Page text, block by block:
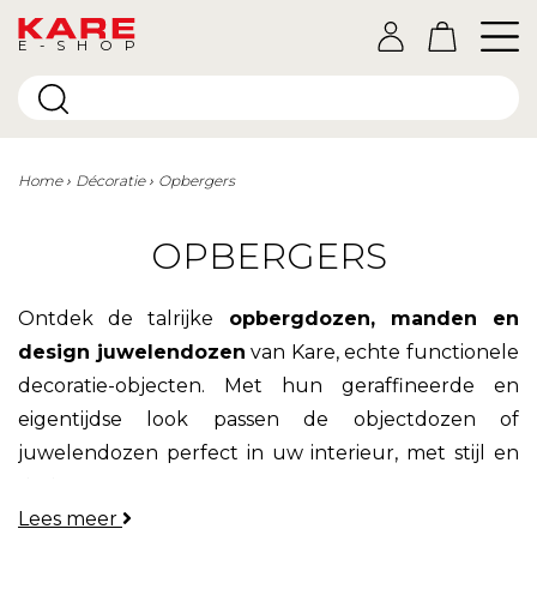
E-SHOP
Home Décoratie Opbergers
OPBERGERS
Ontdek de talrijke opbergdozen, manden en
design juwelendozen van Kare, echte functionele
decoratie-objecten. Met hun geraffineerde en
eigentijdse look passen de objectdozen of
juwelendozen perfect in uw interieur, met stijl en
Lees meer